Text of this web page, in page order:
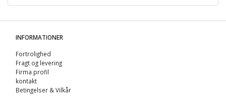
INFORMATIONER
Fortrolighed
Fragt og levering
Firma profil
kontakt
Betingelser & Vilkår